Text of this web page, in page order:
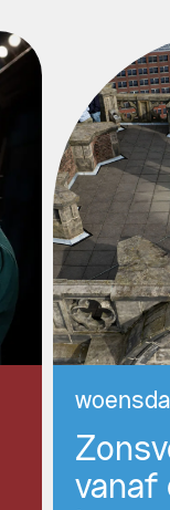
vanaf